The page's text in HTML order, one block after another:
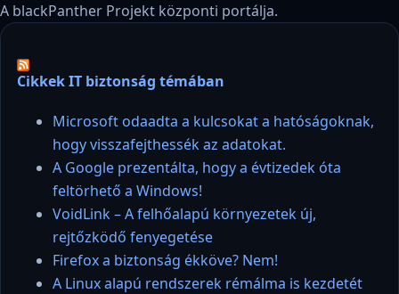
A blackPanther Projekt központi portálja.
Cikkek IT biztonság témában
Microsoft odaadta a kulcsokat a hatóságoknak,
hogy visszafejthessék az adatokat.
A Google prezentálta, hogy a évtizedek óta
feltörhető a Windows!
VoidLink – A felhőalapú környezetek új,
rejtőzködő fenyegetése
Firefox a biztonság ékköve? Nem!
A Linux alapú rendszerek rémálma is kezdetét